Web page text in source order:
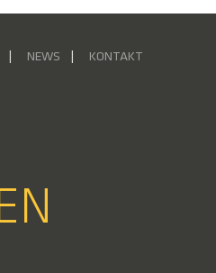
NEWS KONTAKT